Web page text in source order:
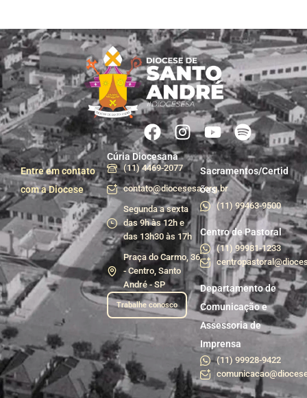
Entre em contato
com a Diocese
Cúria Diocesana
(11) 4469-2077
contato@diocesesa.org.br
Segunda a sexta
das 9h às 12h e
das 13h30 às 17h
Praça do Carmo, 36
- Centro, Santo
André - SP
Trabalhe conosco
Sacramentos/Certid
ões
(11) 99463-9500
Centro de Pastoral
(11) 99981-1233
Departamento de
Comunicação e
Assessoria de
Imprensa
(11) 99928-9422